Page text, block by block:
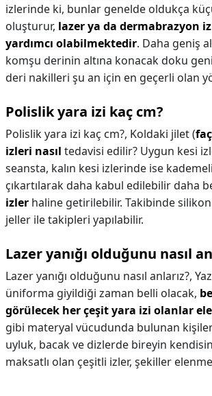
izlerinde ki, bunlar genelde oldukça
oluşturur, lazer ya da dermabrazyon
yardımcı olabilmektedir. Daha geniş
komşu derinin altına konacak doku
deri nakilleri şu an için en geçerli olan
Polislik yara izi kaç cm?
Polislik yara izi kaç cm?, Koldaki jilet (
izleri nasıl tedavisi edilir? Uygun kesi
seansta, kalın kesi izlerinde ise
çıkartılarak daha kabul edilebilir daha
izler haline getirilebilir. Takibinde
jeller ile takipleri yapılabilir.
Lazer yanığı olduğunu nasıl
Lazer yanığı olduğunu nasıl anlarız?,
üniforma giyildiği zaman belli olacak,
görülecek her çeşit yara izi olanlar
gibi materyal vücudunda bulunan
uyluk, bacak ve dizlerde bireyin
maksatlı olan çeşitli izler, şekiller